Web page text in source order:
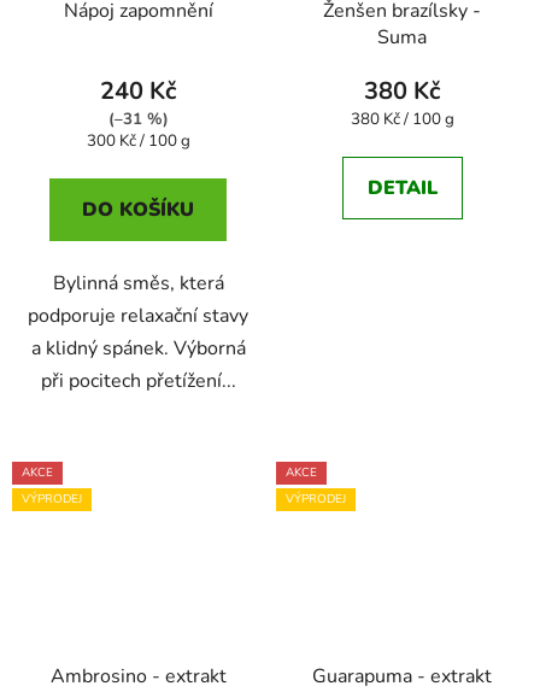
Nápoj zapomnění
240 Kč
(–31 %)
Měrná
300 Kč / 100 g
DO KOŠÍKU
Bylinná směs, která
podporuje relaxační stavy
a klidný spánek. Výborná
při pocitech přetížení...
Ženšen brazílsky -
Suma
380 Kč
Měrná
380 Kč / 100 g
DETAIL
AKCE
VÝPRODEJ
Ambrosino - extrakt
AKCE
VÝPRODEJ
Guarapuma - extrakt